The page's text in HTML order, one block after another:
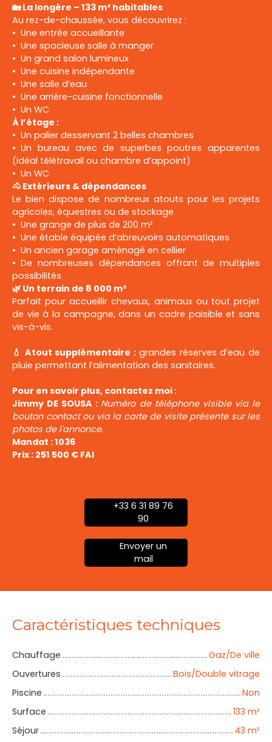
🏡 La longère – 133 m² habitables
Au rez-de-chaussée, vous découvrirez :
Une entrée accueillante
Une spacieuse salle à manger
Un grand salon lumineux
Une cuisine indépendante
Une salle d’eau
Une arrière-cuisine fonctionnelle
Un WC
À l’étage :
Un palier desservant 2 belles chambres
Un bureau avec de superbes poutres apparentes
(idéal télétravail ou chambre d’appoint)
Un WC
🐴 Extérieurs & dépendances
Le bien dispose de nombreux atouts pour les projets
agricoles, équestres ou de stockage
Une grange de plus de 200 m²
Une étable équipée d’abreuvoirs automatiques
Un ancien garage aménagé en cellier
De nombreuses dépendances offrant de multiples
possibilités
🌿 Un terrain de 8 000 m²
Parfait pour accueillir chevaux, animaux ou tout projet
de vie à la campagne, dans un cadre paisible et sans
vis-à-vis.
💧 Atout supplémentaire : grandes réserves d’eau de
pluie permettant l’alimentation des sanitaires.
Pour en savoir plus, contactez moi :
Jimmy DE SOUSA : Numéro de téléphone visible via le
bouton contact ou via la carte de visite présente sur les
photos de l'annonce.
Mandat : 1036
Prix : 251 500 € FAI
+33 6 31 89 76
90
Envoyer un
mail
Caractéristiques techniques
Chauffage
Gaz/De ville
Ouvertures
Bois/Double vitrage
Piscine
Non
Surface
133 m²
Séjour
43 m²